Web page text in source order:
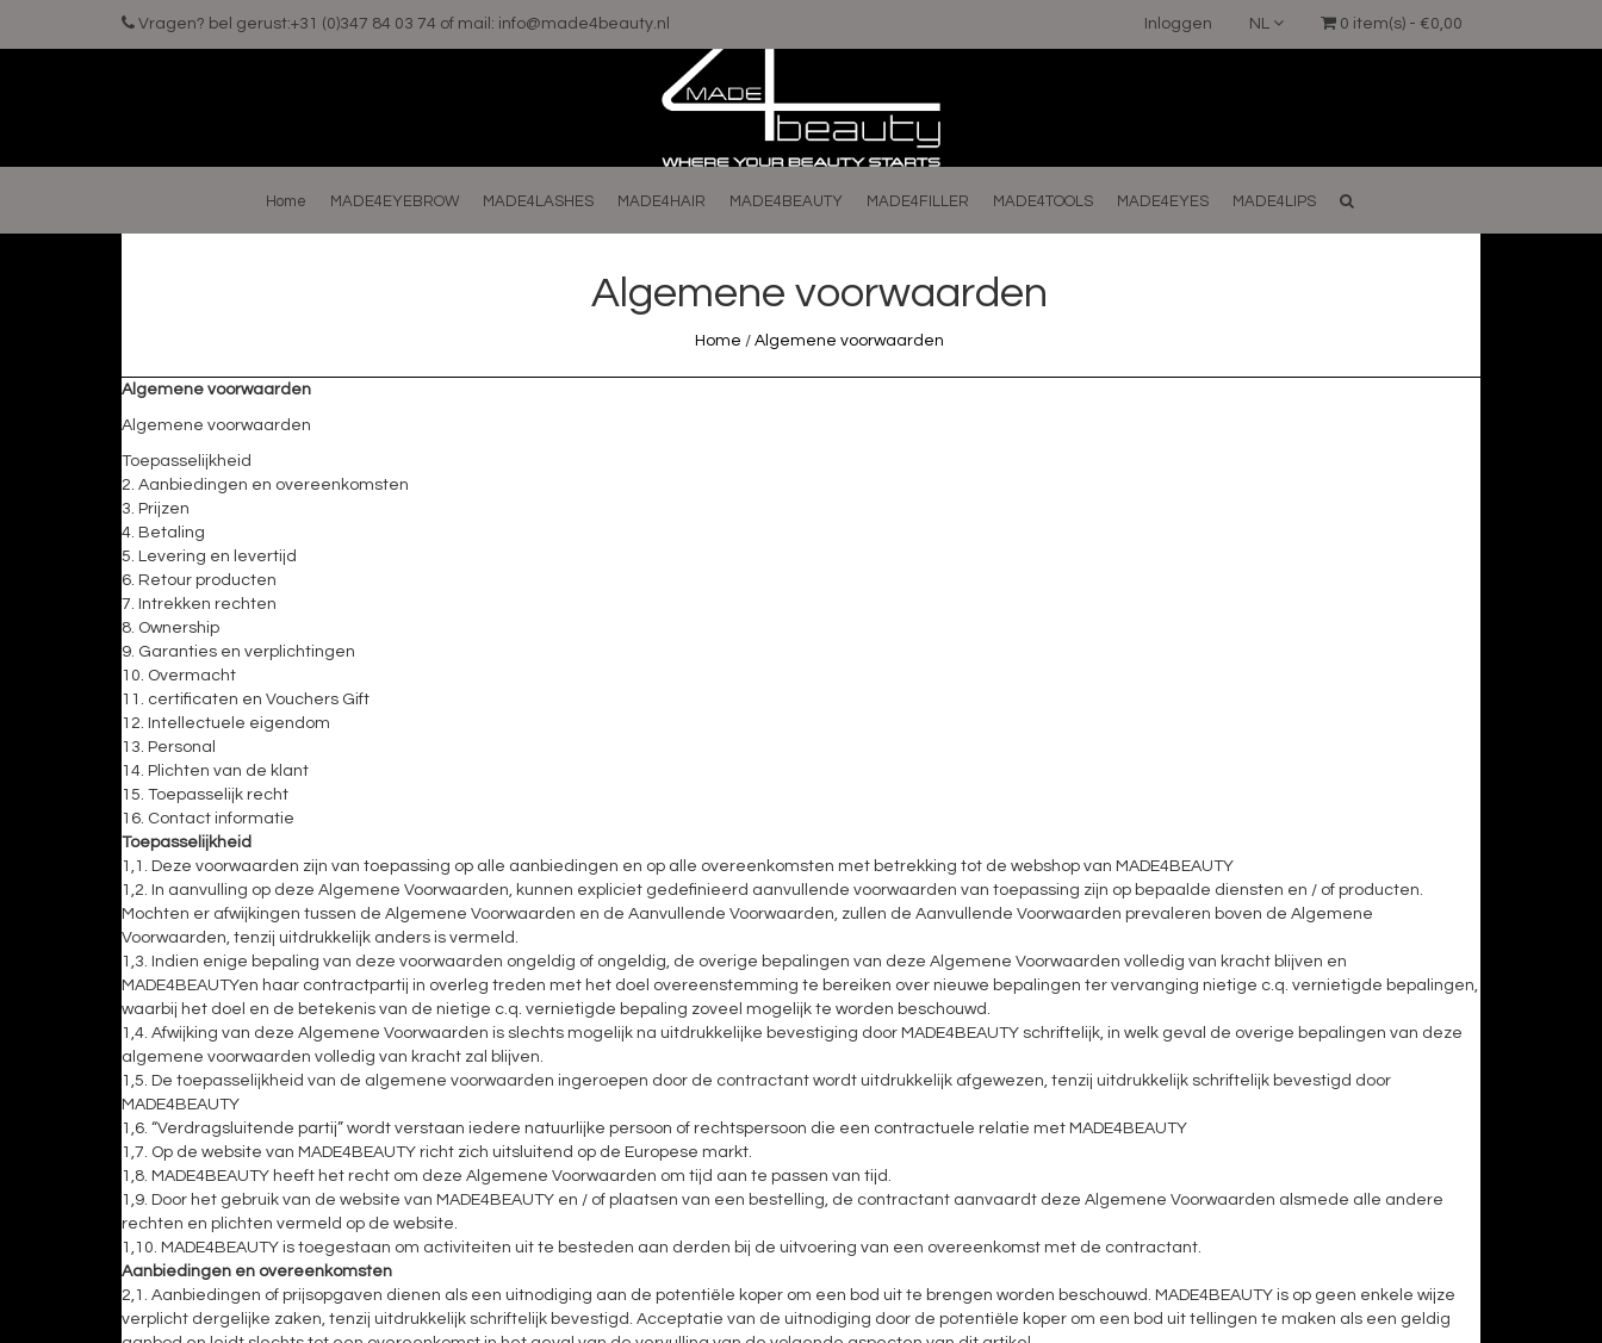
Vragen? bel gerust:+31 (0)347 84 03 74 of mail: info@made4beauty.nl 0 item(s) - €0,00
NL
Inloggen
Home MADE4EYEBROW MADE4LASHES MADE4HAIR MADE4BEAUTY MADE4FILLER MADE4TOOLS MADE4EYES MADE4LIPS
Algemene voorwaarden
Home / Algemene voorwaarden
Algemene voorwaarden
Algemene voorwaarden
Toepasselijkheid
2. Aanbiedingen en overeenkomsten
3. Prijzen
4. Betaling
5. Levering en levertijd
6. Retour producten
7. Intrekken rechten
8. Ownership
9. Garanties en verplichtingen
10. Overmacht
11. certificaten en Vouchers Gift
12. Intellectuele eigendom
13. Personal
14. Plichten van de klant
15. Toepasselijk recht
16. Contact informatie
Toepasselijkheid
1,1. Deze voorwaarden zijn van toepassing op alle aanbiedingen en op alle overeenkomsten met betrekking tot de webshop van MADE4BEAUTY
1,2. In aanvulling op deze Algemene Voorwaarden, kunnen expliciet gedefinieerd aanvullende voorwaarden van toepassing zijn op bepaalde diensten en / of producten.
Mochten er afwijkingen tussen de Algemene Voorwaarden en de Aanvullende Voorwaarden, zullen de Aanvullende Voorwaarden prevaleren boven de Algemene
Voorwaarden, tenzij uitdrukkelijk anders is vermeld.
1,3. Indien enige bepaling van deze voorwaarden ongeldig of ongeldig, de overige bepalingen van deze Algemene Voorwaarden volledig van kracht blijven en
MADE4BEAUTYen haar contractpartij in overleg treden met het doel overeenstemming te bereiken over nieuwe bepalingen ter vervanging nietige c.q. vernietigde bepalingen,
waarbij het doel en de betekenis van de nietige c.q. vernietigde bepaling zoveel mogelijk te worden beschouwd.
1,4. Afwijking van deze Algemene Voorwaarden is slechts mogelijk na uitdrukkelijke bevestiging door MADE4BEAUTY schriftelijk, in welk geval de overige bepalingen van deze
algemene voorwaarden volledig van kracht zal blijven.
1,5. De toepasselijkheid van de algemene voorwaarden ingeroepen door de contractant wordt uitdrukkelijk afgewezen, tenzij uitdrukkelijk schriftelijk bevestigd door
MADE4BEAUTY
1,6. “Verdragsluitende partij” wordt verstaan ​​iedere natuurlijke persoon of rechtspersoon die een contractuele relatie met MADE4BEAUTY
1,7. Op de website van MADE4BEAUTY richt zich uitsluitend op de Europese markt.
1,8. MADE4BEAUTY heeft het recht om deze Algemene Voorwaarden om tijd aan te passen van tijd.
1,9. Door het gebruik van de website van MADE4BEAUTY en / of plaatsen van een bestelling, de contractant aanvaardt deze Algemene Voorwaarden alsmede alle andere
rechten en plichten vermeld op de website.
1,10. MADE4BEAUTY is toegestaan ​​om activiteiten uit te besteden aan derden bij de uitvoering van een overeenkomst met de contractant.
Aanbiedingen en overeenkomsten
2,1. Aanbiedingen of prijsopgaven dienen als een uitnodiging aan de potentiële koper om een ​​bod uit te brengen worden beschouwd. MADE4BEAUTY is op geen enkele wijze
verplicht dergelijke zaken, tenzij uitdrukkelijk schriftelijk bevestigd. Acceptatie van de uitnodiging door de potentiële koper om een ​​bod uit tellingen te maken als een geldig